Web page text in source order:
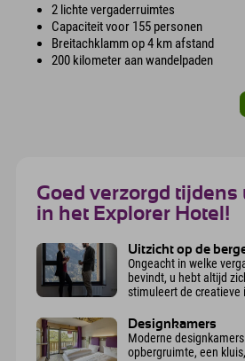
2 lichte vergaderruimtes
Capaciteit voor 155 personen
Breitachklamm op 4 km afstand
200 kilometer aan wandelpaden
Goed verzorgd tijdens
in het Explorer Hotel!
Uitzicht op de
Ongeacht in welke
bevindt, u hebt altijd
stimuleert de creatieve
Designkamers
Moderne designkamers
opbergruimte, een